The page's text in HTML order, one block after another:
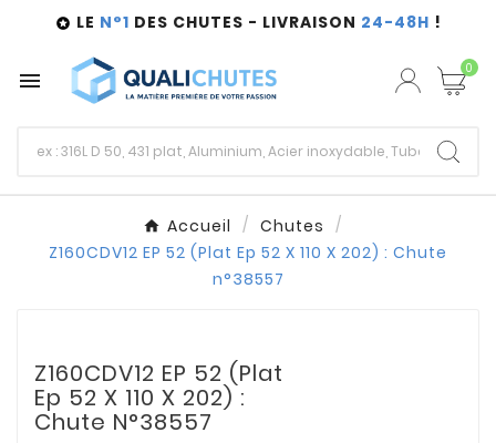
 LE N°1 DES CHUTES - LIVRAISON 24-48H !
 0
Accueil
Chutes
Z160CDV12 EP 52 (Plat Ep 52 X 110 X 202) : Chute
n°38557
Z160CDV12 EP 52 (Plat
Ep 52 X 110 X 202) :
Chute N°38557